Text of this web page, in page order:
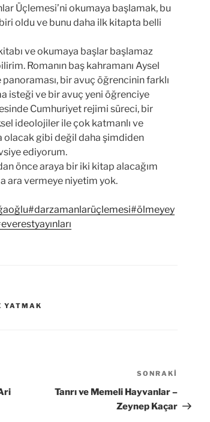
Üçlemesi’ni okumaya başlamak, bu
oldu ve bunu daha ilk kitapta belli
ve okumaya başlar başlamaz
Romanın baş kahramanı Aysel
bir avuç öğrencinin farklı
isteği ve bir avuç yeni öğrenciye
Cumhuriyet rejimi süreci, bir
ideolojiler ile çok katmanlı ve
gibi değil daha şimdiden
ediyorum.
önce araya bir iki kitap alacağım
ara vermeye niyetim yok.
#darzamanlarüçlemesi#ölmeyey
YATMAK
Yazı
SONRAKI
Tanrı ve Memeli Hayvanlar –
Zeynep Kaçar